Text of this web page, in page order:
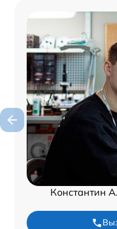
Константин